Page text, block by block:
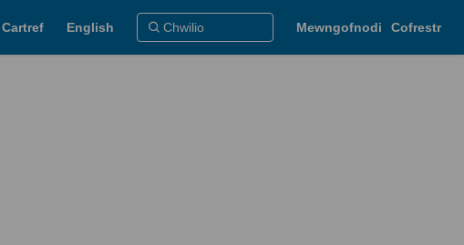
Cartref English Mewngofnodi Cofrestr